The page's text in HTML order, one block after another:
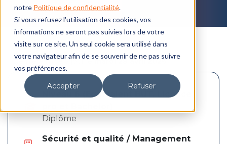
notre Politique de confidentialité.
Si vous refusez l'utilisation des cookies, vos
informations ne seront pas suivies lors de votre
visite sur ce site. Un seul cookie sera utilisé dans
votre navigateur afin de se souvenir de ne pas suivre
vos préférences.
Accepter Refuser
Dernière mise à jour lemardi 28 avril 2026
Niveau 6 (Equivalent BUT, Licence
Diplôme
Sécurité et qualité / Management